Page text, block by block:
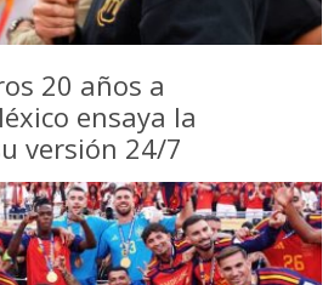
20 años a
ensaya la
versión 24/7